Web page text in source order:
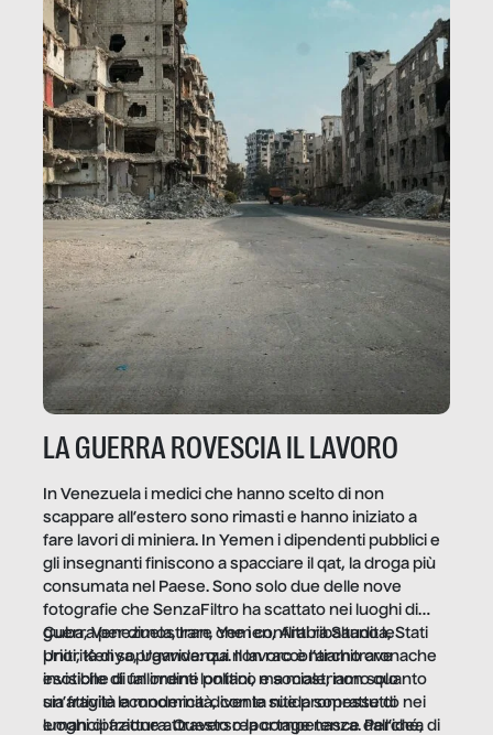
LA GUERRA ROVESCIA IL LAVORO
In Venezuela i medici che hanno scelto di non
scappare all’estero sono rimasti e hanno iniziato a
fare lavori di miniera. In Yemen i dipendenti pubblici e
gli insegnanti finiscono a spacciare il qat, la droga più
consumata nel Paese. Sono solo due delle nove
fotografie che SenzaFiltro ha scattato nei luoghi di
guerra per dimostrare che i conflitti ribaltano le
priorità di sopravvivenza. Il lavoro è l’architrave
invisibile di un ordine politico e sociale, non solo
un’attività economica: diventa nitida soprattutto nei
luoghi di frattura. Questo reportage nasce dall’idea
Cuba, Venezuela, Iran, Yemen, Arabia Saudita, Stati
Uniti, Kenya, Uganda: qui non raccontiamo cronache
esotiche di fallimenti lontani, ma mostriamo quanto
sia fragile la modernità, con le sue promesse di
emancipazione attraverso la competenza. Perché, di